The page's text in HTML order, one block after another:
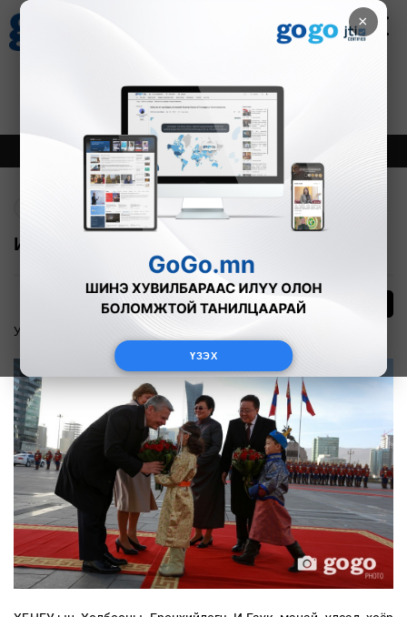
×
ҮЗЭХ
Зурхай
8.06
Онцлох Шинэ
И.Гаук юу үлдээв?
Улс төр 2015-10-19